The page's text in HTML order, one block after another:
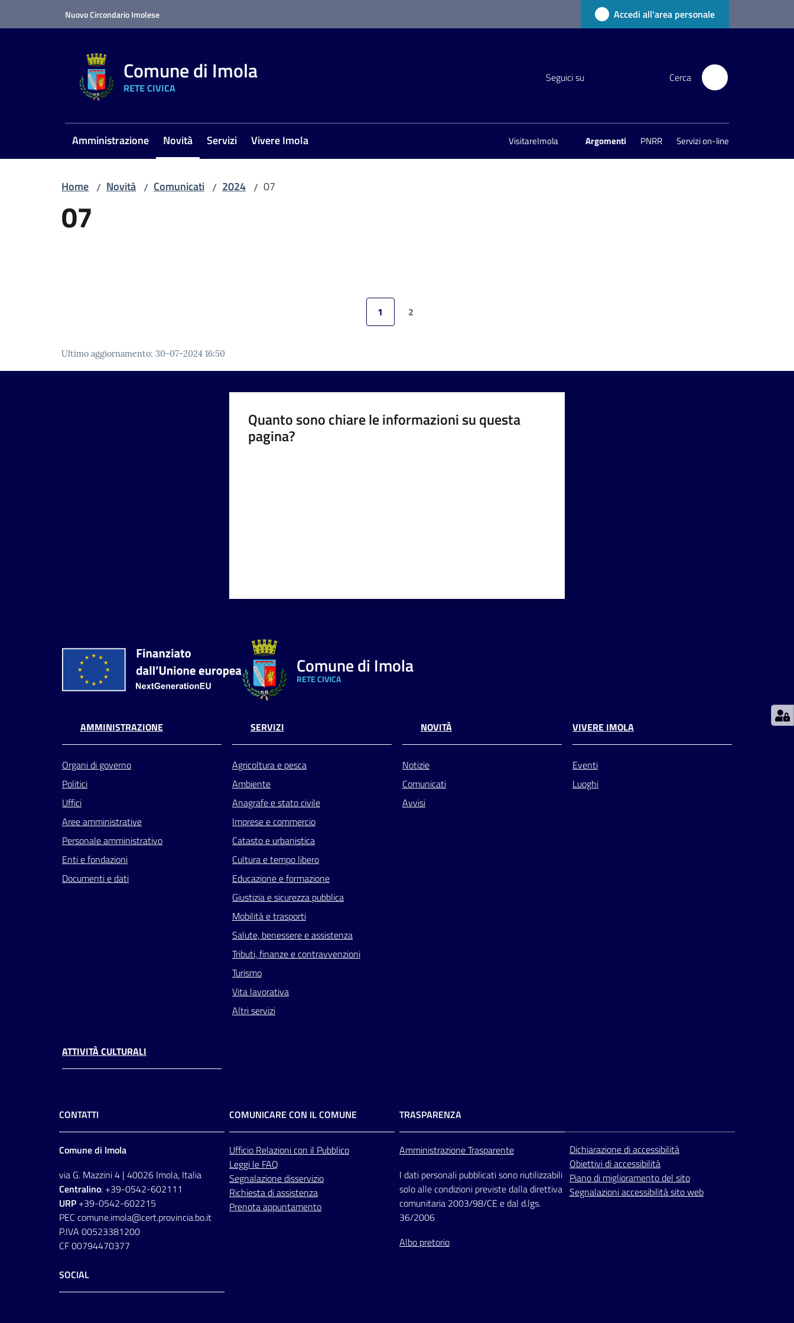
Nuovo Circondario Imolese Accedi all'area personale
Comune di Imola
RETE CIVICA
Seguici su Cerca
Amministrazione Novità
Menu selezionato
Servizi Vivere Imola VisitareImola Argomenti PNRR Servizi on-line
Home / Novità / Comunicati / 2024 / 07
07
Pagina precedente
Pagina
1 Pagina
2
Ultimo aggiornamento: 30-07-2024 16:50
Quanto sono chiare le informazioni su questa
pagina?
Comune di Imola
RETE CIVICA
AMMINISTRAZIONE
Organi di governo
Politici
Uffici
Aree amministrative
Personale amministrativo
Enti e fondazioni
Documenti e dati
SERVIZI
Agricoltura e pesca
Ambiente
Anagrafe e stato civile
Imprese e commercio
Catasto e urbanistica
Cultura e tempo libero
Educazione e formazione
Giustizia e sicurezza pubblica
Mobilità e trasporti
Salute, benessere e assistenza
Tributi, finanze e contravvenzioni
Turismo
Vita lavorativa
Altri servizi
NOVITÀ
Notizie
Comunicati
Avvisi
VIVERE IMOLA
Eventi
Luoghi
ATTIVITÀ CULTURALI
CONTATTI
Comune di Imola
via G. Mazzini 4 | 40026 Imola, Italia
Centralino: +39-0542-602111
URP +39-0542-602215
PEC comune.imola@cert.provincia.bo.it
P.IVA 00523381200
CF 00794470377
COMUNICARE CON IL COMUNE
Ufficio Relazionicon il Pubblico
Leggi le FAQ
Segnalazione disservizio
Richiesta di assistenza
Prenota appuntamento
TRASPARENZA
Amministrazione Trasparente
I dati personali pubblicati sono riutilizzabili
solo alle condizioni previste dalla direttiva
comunitaria 2003/98/CE e dal d.lgs.
36/2006
Albo pretorio
Dichiarazione di accessibilità
Obiettivi di accessibilità
Piano di miglioramento del sito
Segnalazioni accessibilità sito web
SOCIAL